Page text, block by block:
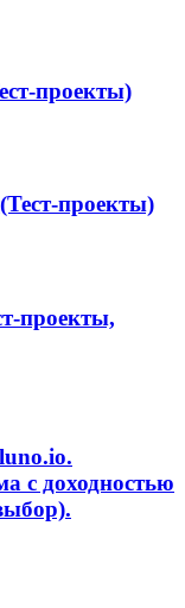
проекты)
проекты)
проекты,
с доходностью